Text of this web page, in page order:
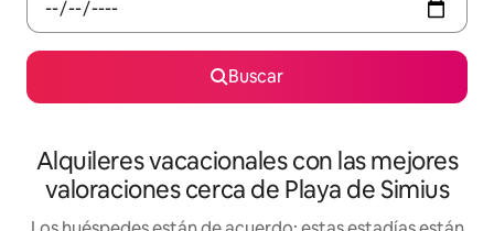
Buscar
Alquileres vacacionales con las mejores
valoraciones cerca de Playa de Simius